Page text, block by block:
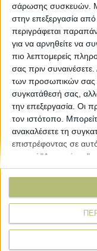
σάρωσης συσκευών.
στην επεξεργασία
περιγράφεται
για να αρνηθείτε να
πιο λεπτομερείς
σας πριν συναινέσετε.
των προσωπικών σας
συγκατάθεσή σας,
την επεξεργασία. Οι
τον ιστότοπο.
ανακαλέσετε τη
επιστρέφοντας σε
κουμπί "Απορρήτου"
Explore
Εμπορεύματα
Τεχνολογία
Προιόντα
Special Reports
Δελτία Τύπου